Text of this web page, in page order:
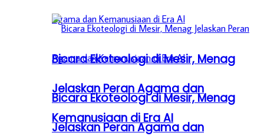
Bicara Ekoteologi di Mesir, Menag
Jelaskan Peran Agama dan
Kemanusiaan di Era AI
Bicara Ekoteologi di Mesir, Menag
Jelaskan Peran Agama dan